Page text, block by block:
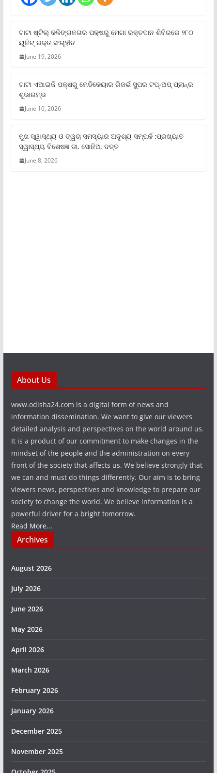
ଟାଟା ଷ୍ଟିଲ୍‌ କଳିଙ୍ଗନଗର ପକ୍ଷରୁ ମେଗା ରକ୍ତଦାନ ଶିବିରରେ ୨୮୦
ୟୁନିଟ୍‌ ରକ୍ତ ସଂଗୃହୀତ
June 19, 2026
ଟାଟା ଏଆଇଜି ପକ୍ଷରୁ ମେଡିକେୟାର ରିଜର୍ଭ ସୁପର ଟପ୍‌-ଅପ୍ ପ୍ଲାନ୍‌ର
ଶୁଭାରମ୍ଭ
June 10, 2026
ମୁଖ ସ୍ୱାସ୍ଥ୍ୟ ଓ ତ୍ୱଚା ସମସ୍ୟାର ଅଦୃଶ୍ୟ ସମ୍ପର୍କ :ପ୍ରଖ୍ୟାତ
ସ୍ୱାସ୍ଥ୍ୟ ବିଶେଷଜ୍ଞ ଡା. ସୋନିଆ ଦତ୍ତ
June 8, 2026
About Us
www.odisha24.com is a digital form of news and
information dissemination. We want to give our viewers
detailed analysis and perspectives on the world around us.
It is a product of our commitment to make changes in the
mindset of the people and the administration on every
front of the society that affects us. We believe strongly that
we can and must do things differently. Our aim is to bring
viewers news, perspectives and knowledge to prepare our
society to change the world. We believe information is a
powerful driver for a bright tomorrow.
Read More...
Archives
August 2026
July 2026
June 2026
May 2026
April 2026
March 2026
February 2026
January 2026
December 2025
November 2025